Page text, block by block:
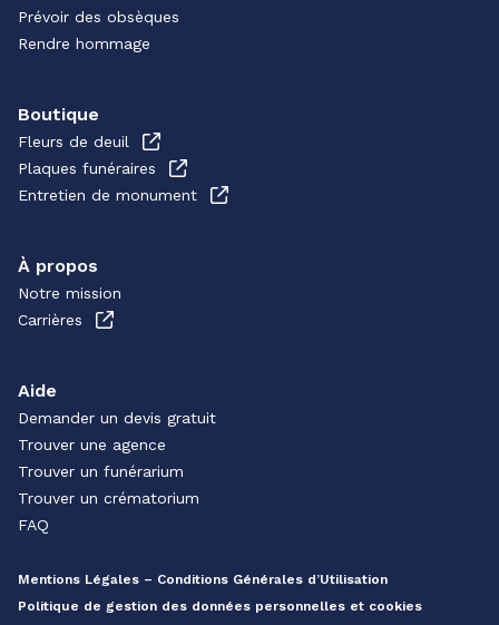
Prévoir des obsèques
Rendre hommage
Boutique
Fleurs de deuil
Plaques funéraires
Entretien de monument
À propos
Notre mission
Carrières
Aide
Demander un devis gratuit
Trouver une agence
Trouver un funérarium
Trouver un crématorium
FAQ
Mentions Légales – Conditions Générales d’Utilisation
Politique de gestion des données personnelles et cookies